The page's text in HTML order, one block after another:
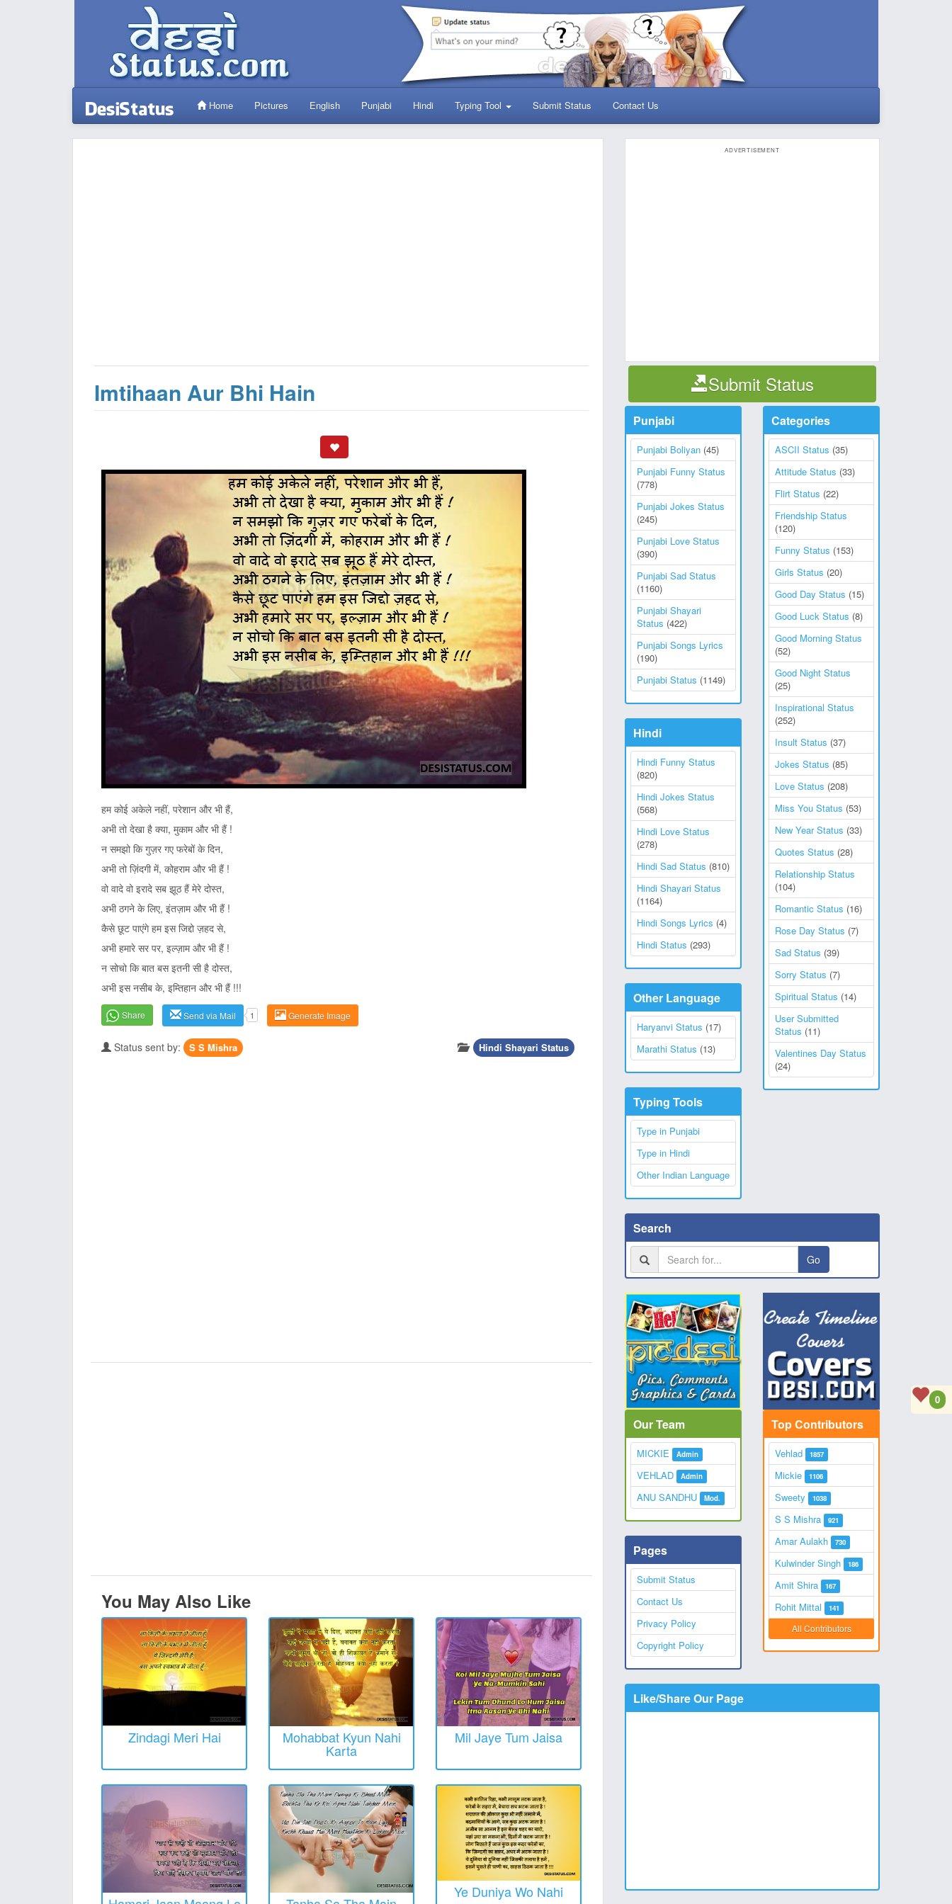
Home Pictures English Punjabi Hindi Typing Tool Submit Status Contact Us
Imtihaan Aur Bhi Hain
हम कोई अकेले नहीं, परेशान और भी हैं,
अभी तो देखा है क्या, मुकाम और भी हैं !
न समझो कि गुज़र गए फरेबों के दिन,
अभी तो ज़िंदगी में, कोहराम और भी हैं !
वो वादे वो इरादे सब झूठ हैं मेरे दोस्त,
अभी ठगने के लिए, इंतज़ाम और भी हैं !
कैसे छूट पाएंगे हम इस जिद्दो ज़हद से,
अभी हमारे सर पर, इल्ज़ाम और भी हैं !
न सोचो कि बात बस इतनी सी है दोस्त,
अभी इस नसीब के, इम्तिहान और भी हैं !!!
Share Send via Mail 1 Generate Image
Status sent by: S S Mishra Hindi Shayari Status
You May Also Like
Zindagi Meri Hai Mohabbat Kyun Nahi
Karta
Mil Jaye Tum Jaisa
Ye Duniya Wo Nahi
ADVERTISEMENT
Submit Status
Punjabi
Punjabi Boliyan (45)
Punjabi Funny Status
(778)
Punjabi Jokes Status
(245)
Punjabi Love Status
(390)
Punjabi Sad Status
(1160)
Punjabi Shayari
Status (422)
Punjabi Songs Lyrics
(190)
Punjabi Status (1149)
Hindi
Hindi Funny Status
(820)
Hindi Jokes Status
(568)
Hindi Love Status
(278)
Hindi Sad Status (810)
Hindi Shayari Status
(1164)
Hindi Songs Lyrics (4)
Hindi Status (293)
Other Language
Haryanvi Status (17)
Marathi Status (13)
Typing Tools
Type in Punjabi
Type in Hindi
Other Indian Language
Categories
ASCII Status (35)
Attitude Status (33)
Flirt Status (22)
Friendship Status
(120)
Funny Status (153)
Girls Status (20)
Good Day Status (15)
Good Luck Status (8)
Good Morning Status
(52)
Good Night Status
(25)
Inspirational Status
(252)
Insult Status (37)
Jokes Status (85)
Love Status (208)
Miss You Status (53)
New Year Status (33)
Quotes Status (28)
Relationship Status
(104)
Romantic Status (16)
Rose Day Status (7)
Sad Status (39)
Sorry Status (7)
Spiritual Status (14)
User Submitted
Status (11)
Valentines Day Status
(24)
Search
Go
Our Team
MICKIE Admin
VEHLAD Admin
ANU SANDHU Mod.
Pages
Submit Status
Contact Us
Privacy Policy
Copyright Policy
Top Contributors
Vehlad 1857
Mickie 1106
Sweety 1038
S S Mishra 921
Amar Aulakh 730
Kulwinder Singh 186
Amit Shira 167
Rohit Mittal 141
All Contributors
Like/Share Our Page
0